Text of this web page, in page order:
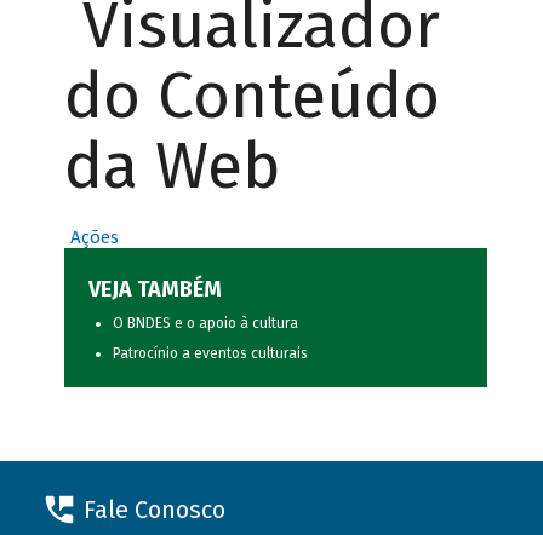
Visualizador
do Conteúdo
da Web
Ações
VEJA TAMBÉM
O BNDES e o apoio à cultura
Patrocínio a eventos culturais
Fale Conosco